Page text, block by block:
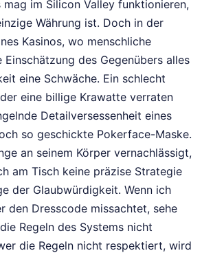
mag im Silicon Valley funktionieren,
Währung ist. Doch in der
Kasinos, wo menschliche
des Gegenübers alles
eine Schwäche. Ein schlecht
eine billige Krawatte verraten
Detailversessenheit eines
so geschickte Pokerface-Maske.
an seinem Körper vernachlässigt,
am Tisch keine präzise Strategie
der Glaubwürdigkeit. Wenn ich
den Dresscode missachtet, sehe
Regeln des Systems nicht
die Regeln nicht respektiert, wird